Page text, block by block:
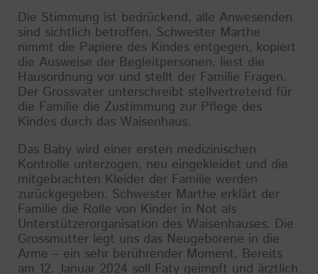
Die Stimmung ist bedrückend, alle Anwesenden
sind sichtlich betroffen. Schwester Marthe
nimmt die Papiere des Kindes entgegen, kopiert
die Ausweise der Begleitpersonen, liest die
Hausordnung vor und stellt der Familie Fragen.
Der Grossvater unterschreibt stellvertretend für
die Familie die Zustimmung zur Pflege des
Kindes durch das Waisenhaus.
Das Baby wird einer ersten medizinischen
Kontrolle unterzogen, neu eingekleidet und die
mitgebrachten Kleider der Familie werden
zurückgegeben. Schwester Marthe erklärt der
Familie die Rolle von Kinder in Not als
Unterstützerorganisation des Waisenhauses. Die
Grossmutter legt uns das Neugeborene in die
Arme – ein sehr berührender Moment. Bereits
am 12. Januar 2024 soll Faty geimpft und ärztlich